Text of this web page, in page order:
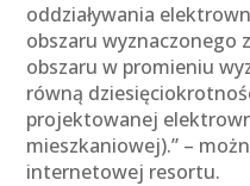
oddziaływania
obszaru wyznaczonego
obszaru w promieniu
równą
projektowanej
mieszkaniowej).” –
internetowej resortu.